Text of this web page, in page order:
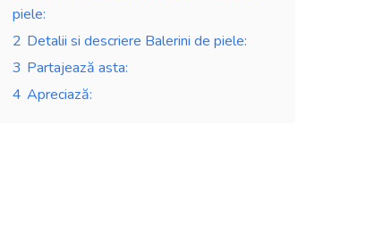
piele:
2 Detalii si descriere Balerini de piele:
3 Partajează asta:
4 Apreciază: